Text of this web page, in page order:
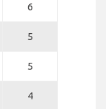
6
5
5
4